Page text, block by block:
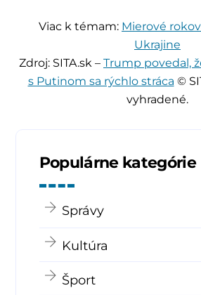
Viac k témam: Mierové
Ukrajine
Zdroj: SITA.sk – Trump povedal,
s Putinom sa rýchlo stráca ©
vyhradené.
Populárne kategórie
Správy
Kultúra
Šport